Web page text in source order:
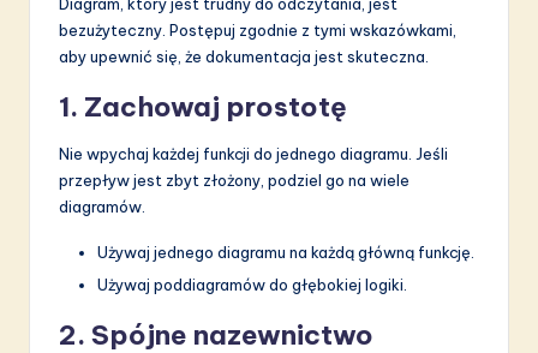
bezużyteczny. Postępuj zgodnie z tymi wskazówkami,
aby upewnić się, że dokumentacja jest skuteczna.
1. Zachowaj prostotę
Nie wpychaj każdej funkcji do jednego diagramu. Jeśli
przepływ jest zbyt złożony, podziel go na wiele
diagramów.
Używaj jednego diagramu na każdą główną funkcję.
Używaj poddiagramów do głębokiej logiki.
2. Spójne nazewnictwo